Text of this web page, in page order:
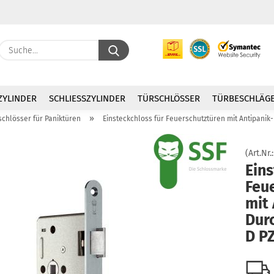
Suche...
SCHLIESSZYLINDER TÜRSCHLÖSSER
für Paniktüren » Einsteckchloss für Feuerschutztüren mit
mit
D